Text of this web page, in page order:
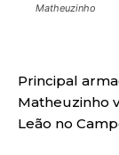
Matheuzinho
Principal
Matheuzinho
Leão no